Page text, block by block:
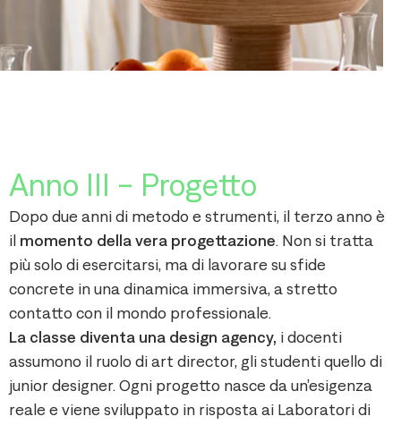
Anno III - Progetto
Dopo due anni di metodo e strumenti, il terzo anno è
il momento della vera progettazione. Non si tratta
più solo di esercitarsi, ma di lavorare su sfide
concrete in una dinamica immersiva, a stretto
contatto con il mondo professionale.
La classe diventa una design agency, i docenti
assumono il ruolo di art director, gli studenti quello di
junior designer. Ogni progetto nasce da un’esigenza
reale e viene sviluppato in risposta ai Laboratori di